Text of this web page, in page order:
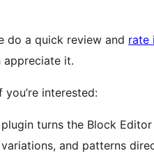
do a quick review and rate
appreciate it.
interested:
plugin turns the Block
and patterns